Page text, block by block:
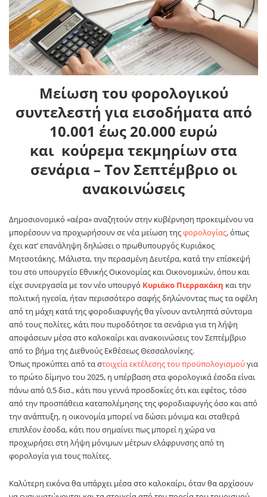
Μείωση του φορολογικού
συντελεστή για εισοδήματα από
10.001 έως 20.000 ευρώ
και κούρεμα τεκμηρίων στα
σενάρια – Τον Σεπτέμβριο οι
ανακοινώσεις
Δημοσιονομικό «αέρα» αναζητούν στην κυβέρνηση προκειμένου να
μπορέσουν να προχωρήσουν σε νέα μείωση τηςφορολογίας, όπως
έχει κατ’ επανάληψη δηλώσει ο πρωθυπουργός Κυριάκος
Μητσοτάκης. Μάλιστα, την περασμένη Δευτέρα, κατά την επίσκεψή
του στο υπουργείο Εθνικής Οικονομίας και Οικονομικών, όπου και
είχε συνεργασία με τον νέο υπουργό Κυριάκο Πιερρακάκη και την
πολιτική ηγεσία, ήταν περισσότερο σαφής δηλώνοντας πως τα οφέλη
από τη μάχη κατά της φοροδιαφυγής θα γίνουν αντιληπτά σύντομα
από τους πολίτες, κάτι που πυροδότησε τα σενάρια για τη λήψη
αποφάσεων μέσα στο καλοκαίρι και ανακοινώσεις τον Σεπτέμβριο
από το βήμα της Διεθνούς Εκθέσεως Θεσσαλονίκης.
Όπως προκύπτει από τα στοιχεία εκτέλεσης του προϋπολογισμούγια
το πρώτο δίμηνο του 2025, η υπέρβαση στα φορολογικά έσοδα είναι
πάνω από 0,5 δισ., κάτι που γεννά προσδοκίες ότι και εφέτος, τόσο
από την προσπάθεια καταπολέμησης της φοροδιαφυγής όσο και από
την ανάπτυξη, η οικονομία μπορεί να δώσει μόνιμα και σταθερά
επιπλέον έσοδα, κάτι που σημαίνει πως μπορεί η χώρα να
προχωρήσει στη λήψη μόνιμων μέτρων ελάφρυνσης από τη
φορολογία για τους πολίτες.
Καλύτερη εικόνα θα υπάρχει μέσα στο καλοκαίρι, όταν θα αρχίσουν